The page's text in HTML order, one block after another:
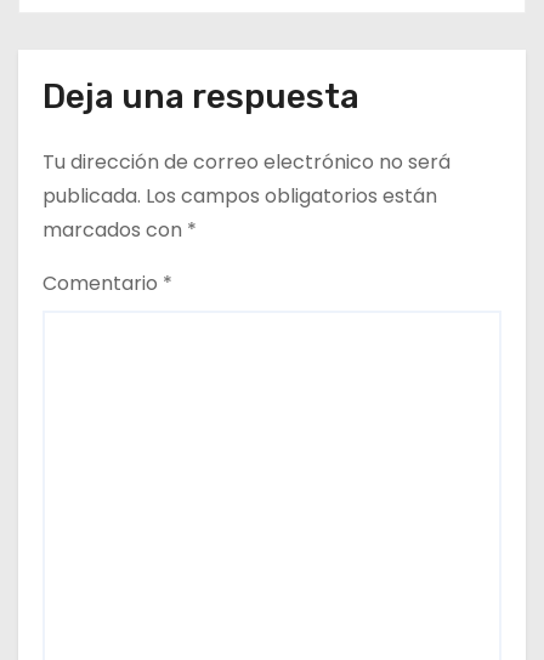
d
a
s
Deja una respuesta
Tu dirección de correo electrónico no será
publicada. Los campos obligatorios están
marcados con *
Comentario *